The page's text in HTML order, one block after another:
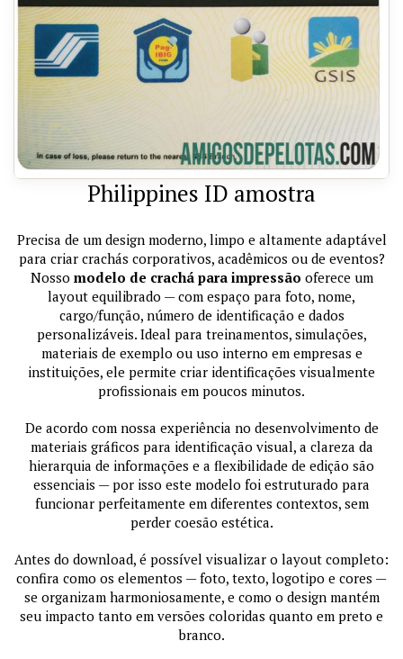
Philippines ID amostra
Precisa de um design moderno, limpo e altamente adaptável
para criar crachás corporativos, acadêmicos ou de eventos?
Nosso modelo de crachá para impressão oferece um
layout equilibrado — com espaço para foto, nome,
cargo/função, número de identificação e dados
personalizáveis. Ideal para treinamentos, simulações,
materiais de exemplo ou uso interno em empresas e
instituições, ele permite criar identificações visualmente
profissionais em poucos minutos.
De acordo com nossa experiência no desenvolvimento de
materiais gráficos para identificação visual, a clareza da
hierarquia de informações e a flexibilidade de edição são
essenciais — por isso este modelo foi estruturado para
funcionar perfeitamente em diferentes contextos, sem
perder coesão estética.
Antes do download, é possível visualizar o layout completo:
confira como os elementos — foto, texto, logotipo e cores —
se organizam harmoniosamente, e como o design mantém
seu impacto tanto em versões coloridas quanto em preto e
branco.